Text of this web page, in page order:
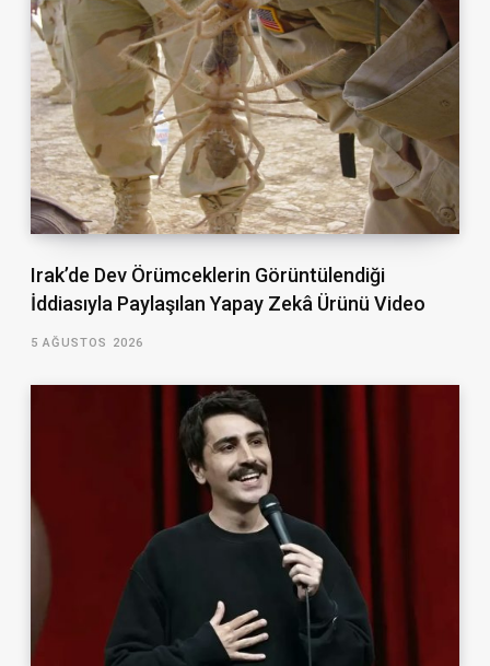
Irak’de Dev Örümceklerin Görüntülendiği
İddiasıyla Paylaşılan Yapay Zekâ Ürünü Video
5 AĞUSTOS 2026